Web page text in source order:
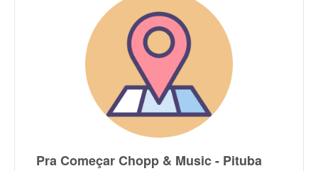
Pra Começar Chopp & Music - Pituba